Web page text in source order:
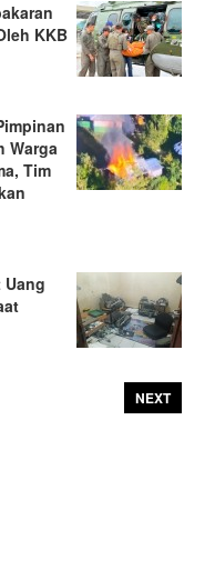
KKB
Warga
Tim
NEXT